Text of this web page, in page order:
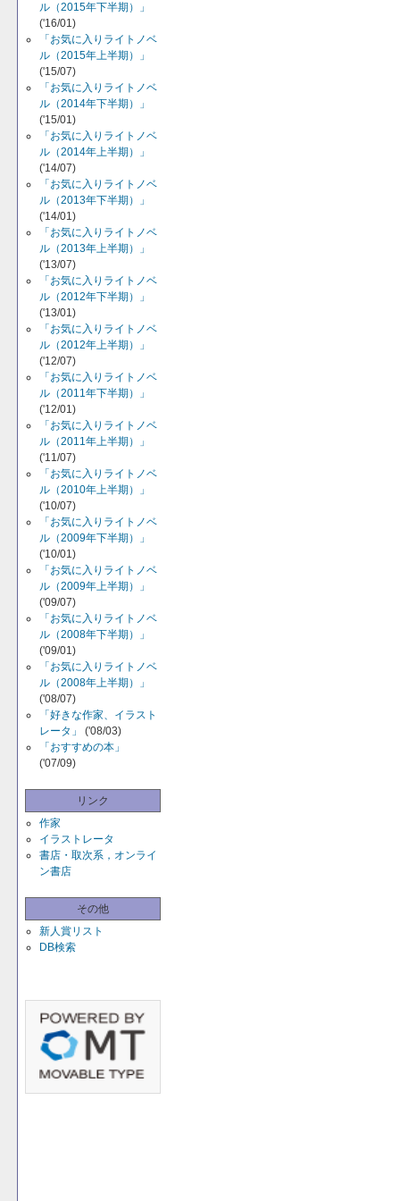
ル（2015年下半期）」
('16/01)
「お気に入りライトノベ
ル（2015年上半期）」
('15/07)
「お気に入りライトノベ
ル（2014年下半期）」
('15/01)
「お気に入りライトノベ
ル（2014年上半期）」
('14/07)
「お気に入りライトノベ
ル（2013年下半期）」
('14/01)
「お気に入りライトノベ
ル（2013年上半期）」
('13/07)
「お気に入りライトノベ
ル（2012年下半期）」
('13/01)
「お気に入りライトノベ
ル（2012年上半期）」
('12/07)
「お気に入りライトノベ
ル（2011年下半期）」
('12/01)
「お気に入りライトノベ
ル（2011年上半期）」
('11/07)
「お気に入りライトノベ
ル（2010年上半期）」
('10/07)
「お気に入りライトノベ
ル（2009年下半期）」
('10/01)
「お気に入りライトノベ
ル（2009年上半期）」
('09/07)
「お気に入りライトノベ
ル（2008年下半期）」
('09/01)
「お気に入りライトノベ
ル（2008年上半期）」
('08/07)
「好きな作家、イラスト
レータ」
('08/03)
「おすすめの本」
('07/09)
リンク
作家
イラストレータ
書店・取次系，オンライ
ン書店
その他
新人賞リスト
DB検索